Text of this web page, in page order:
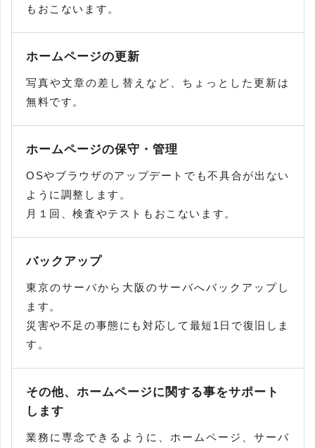
もおこないます。
ホームページの更新
写真や文章の差し替えなど、ちょっとした更新は
無料です。
ホームページの保守・管理
OSやブラウザのアップデートでも不具合が出ない
ように調整します。
月１回、検査やテストもおこないます。
バックアップ
東京のサーバから大阪のサーバへバックアップし
ます。
災害や不足の事態にも対応して最短1日で復旧しま
す。
その他、ホームページに関する事をサポート
します
業務に専念できるように、ホームページ、サーバ